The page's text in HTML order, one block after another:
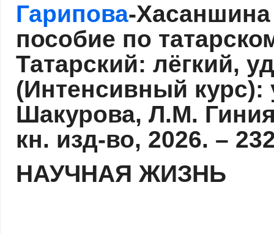
Гарипова-
пособие по
Татарский: лёгкий,
(Интенсивный
Шакурова, Л.М.
кн. изд-во, 2026. –
НАУЧНАЯ ЖИЗНЬ